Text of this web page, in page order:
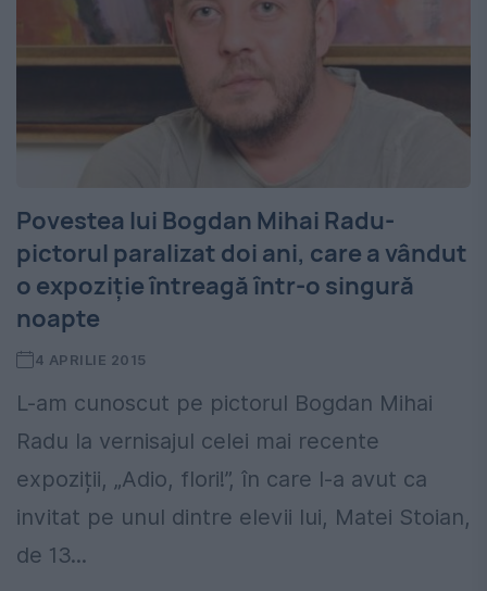
Povestea lui Bogdan Mihai Radu-
pictorul paralizat doi ani, care a vândut
o expoziție întreagă într-o singură
noapte
4 APRILIE 2015
L-am cunoscut pe pictorul Bogdan Mihai
Radu la vernisajul celei mai recente
expoziții, „Adio, flori!”, în care l-a avut ca
invitat pe unul dintre elevii lui, Matei Stoian,
de 13...